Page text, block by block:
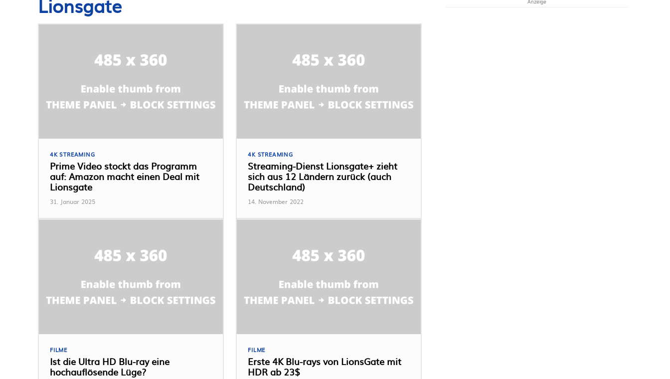
4K STREAMING
Prime Video stockt das Programm
auf: Amazon macht einen Deal mit
Lionsgate
31. Januar 2025
4K STREAMING
Streaming-Dienst Lionsgate+ zieht
sich aus 12 Ländern zurück (auch
Deutschland)
14. November 2022
FILME
Ist die Ultra HD Blu-ray eine
hochauflösende Lüge?
FILME
Erste 4K Blu-rays von LionsGate mit
HDR ab 23$
Anzeige